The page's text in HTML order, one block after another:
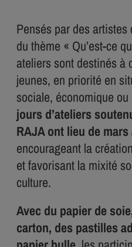
Pensés par des
du thème « Qu’est-ce
ateliers sont destinés à
jeunes, en priorité en
sociale, économique
jours d’ateliers
RAJA ont lieu de
encourageant la
et favorisant la mixité
culture.
Avec du papier de
carton, des pastilles